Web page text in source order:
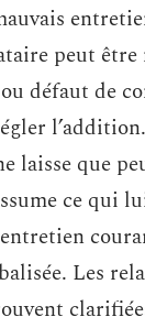
peut être
défaut de
laisse que
ce qui
Les